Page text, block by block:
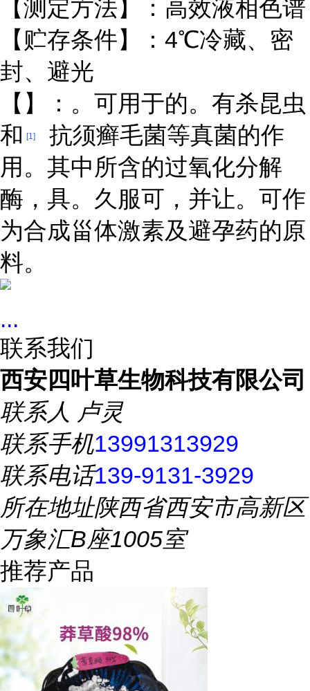
【测定方法】：高效液相色谱
【贮存条件】：4℃冷藏、密
封、避光
【】：。可用于的。有杀昆虫
和
[1]
抗须癣毛菌等真菌的作
用。其中所含的过氧化分解
酶，具。久服可，并让。可作
为合成甾体激素及避孕药的原
料。
...
联系我们
西安四叶草生物科技有限公司
联系人 卢灵
联系手机13991313929
联系电话139-9131-3929
所在地址陕西省西安市高新区
万象汇B座1005室
推荐产品